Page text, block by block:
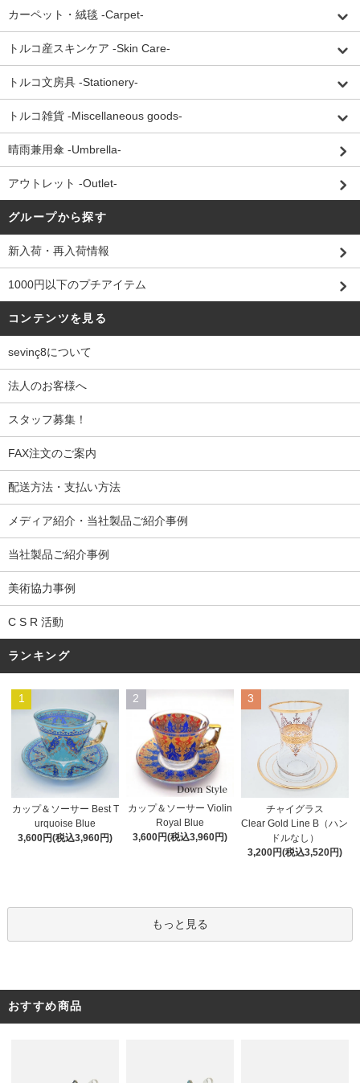
カーペット・絨毯 -Carpet-
トルコ産スキンケア -Skin Care-
トルコ文房具 -Stationery-
トルコ雑貨 -Miscellaneous goods-
晴雨兼用傘 -Umbrella-
アウトレット -Outlet-
グループから探す
新入荷・再入荷情報
1000円以下のプチアイテム
コンテンツを見る
sevinç8について
法人のお客様へ
スタッフ募集！
FAX注文のご案内
配送方法・支払い方法
メディア紹介・当社製品ご紹介事例
当社製品ご紹介事例
美術協力事例
C S R 活動
ランキング
1
カップ＆ソーサー Best T
urquoise Blue
3,600円(税込3,960円)
2
カップ＆ソーサー Violin
Royal Blue
3,600円(税込3,960円)
3
チャイグラス
Clear Gold Line B（ハン
ドルなし）
3,200円(税込3,520円)
もっと見る
おすすめ商品